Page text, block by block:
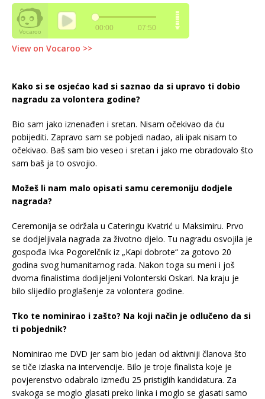
View on Vocaroo >>
Kako si se osjećao kad si saznao da si upravo ti dobio
nagradu za volontera godine?
Bio sam jako iznenađen i sretan. Nisam očekivao da ću
pobijediti. Zapravo sam se pobjedi nadao, ali ipak nisam to
očekivao. Baš sam bio veseo i sretan i jako me obradovalo što
sam baš ja to osvojio.
Možeš li nam malo opisati samu ceremoniju dodjele
nagrada?
Ceremonija se održala u Cateringu Kvatrić u Maksimiru. Prvo
se dodjeljivala nagrada za životno djelo. Tu nagradu osvojila je
gospođa Ivka Pogorelčnik iz „Kapi dobrote“ za gotovo 20
godina svog humanitarnog rada. Nakon toga su meni i još
dvoma finalistima dodijeljeni Volonterski Oskari. Na kraju je
bilo slijedilo proglašenje za volontera godine.
Tko te nominirao i zašto? Na koji način je odlučeno da si
ti pobjednik?
Nominirao me DVD jer sam bio jedan od aktivniji članova što
se tiče izlaska na intervencije. Bilo je troje finalista koje je
povjerenstvo odabralo između 25 pristiglih kandidatura. Za
svakoga se moglo glasati preko linka i moglo se glasati samo